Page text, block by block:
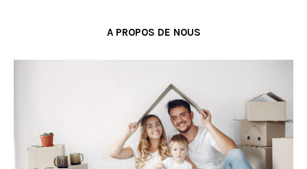
A PROPOS DE NOUS